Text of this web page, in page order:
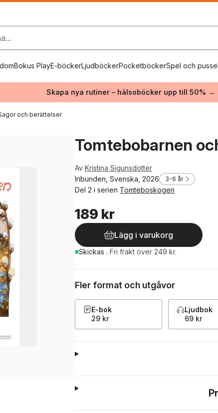
Bokus PlayE-böckerLjudböckerPocketböckerSpel och pussel
Skapa nya rutiner – hälsoböcker upp till 50% →
och berättelser
Tomtebobarnen
Av Kristina Sigunsdotter
Inbunden, Svenska, 2026
3-6 år
Del 2 i serien Tomteboskogen
189 kr
Lägg i varukorg
Skickas . Fri frakt över 249 kr.
Fler format och utgåvor
E-bok
29 kr
Ljudbok
69 kr